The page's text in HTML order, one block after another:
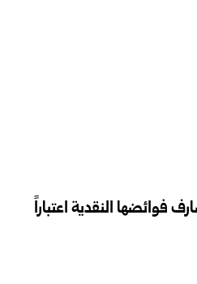
فوائضها النقدية اعتباراً